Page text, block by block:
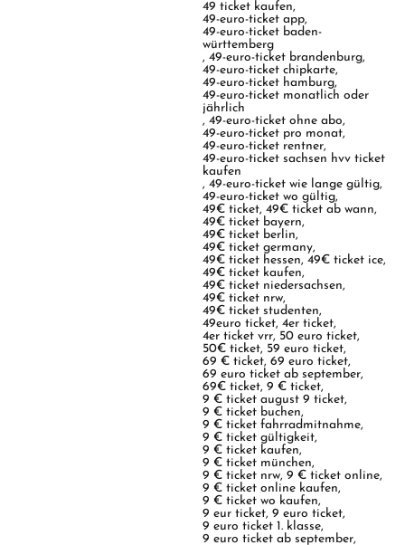
49 ticket kaufen,
49-euro-ticket app,
49-euro-ticket baden-
württemberg
,49-euro-ticket brandenburg,
49-euro-ticket chipkarte,
49-euro-ticket hamburg,
49-euro-ticket monatlich oder
jährlich
,49-euro-ticket ohne abo,
49-euro-ticket pro monat,
49-euro-ticket rentner,
49-euro-ticket sachsen hvv ticket
kaufen
,49-euro-ticket wie lange gültig,
49-euro-ticket wo gültig,
49€ ticket,49€ ticket ab wann,
49€ ticket bayern,
49€ ticket berlin,
49€ ticket germany,
49€ ticket hessen,49€ ticket ice,
49€ ticket kaufen,
49€ ticket niedersachsen,
49€ ticket nrw,
49€ ticket studenten,
49euro ticket,4er ticket,
4er ticket vrr, 50 euro ticket,
50€ ticket, 59 euro ticket,
69 € ticket,69 euro ticket,
69 euro ticket ab september,
69€ ticket,9 € ticket,
9 € ticket august 9 ticket,
9 € ticket buchen,
9 € ticket fahrradmitnahme,
9 € ticket gültigkeit,
9 € ticket kaufen,
9 € ticket münchen,
9 € ticket nrw,9 € ticket online,
9 € ticket online kaufen,
9 € ticket wo kaufen,
9 eur ticket,9 euro ticket,
9 euro ticket 1. klasse,
9 euro ticket ab september,